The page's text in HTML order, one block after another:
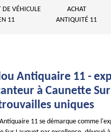
DE VÉHICULE
11
ACHAT
ANTIQUITÉ 11
Antiquaire 11 -
à Caunette
uniques
11 se démarque comme